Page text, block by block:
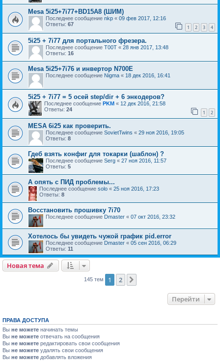
Mesa 5i25+7i77+BD15A8 (ШИМ)
Последнее сообщение nkp « 09 фев 2017, 12:16
Ответы: 67 1 2 3 4
5i25 + 7i77 для портального фрезера.
Последнее сообщение T00T « 28 янв 2017, 13:48
Ответы: 16
Mesa 5i25+7i76 и инвертор N700E
Последнее сообщение Nigma « 18 дек 2016, 16:41
5i25 + 7i77 = 5 осей step/dir + 6 энкодеров?
Последнее сообщение PKM « 12 дек 2016, 21:58
Ответы: 24 1 2
MESA 6i25 как проверить.
Последнее сообщение SovietTwins « 29 ноя 2016, 19:05
Ответы: 8
Гдеб взять конфиг для токарки (шаблон) ?
Последнее сообщение Serg « 27 ноя 2016, 11:57
Ответы: 5
А опять с ПИД проблемы...
Последнее сообщение solo « 25 ноя 2016, 17:23
Ответы: 8
Восстановить прошивку 7i70
Последнее сообщение Dmaster « 07 окт 2016, 23:32
Хотелось бы увидеть чужой график pid.error
Последнее сообщение Dmaster « 05 сен 2016, 06:29
Ответы: 11
Новая тема
145 тем 1 2
Перейти
ПРАВА ДОСТУПА
Вы не можете начинать темы
Вы не можете отвечать на сообщения
Вы не можете редактировать свои сообщения
Вы не можете удалять свои сообщения
Вы не можете добавлять вложения